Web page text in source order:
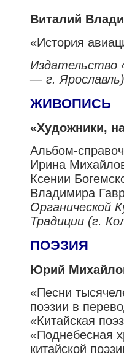
Виталий
«История
Издательство
— г. Ярославль)
ЖИВОПИСЬ
«Художники,
Альбом-
Ирина
Ксении
Владимира
Органической
Традиции (г.
ПОЭЗИЯ
Юрий
«Песни
поэзии в
«Китайская
«Поднебесная
китайской